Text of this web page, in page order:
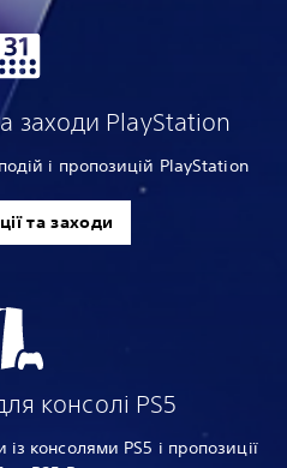
заходи PlayStation
і пропозицій PlayStation
та заходи
консолі PS5
консолями PS5 і пропозиції